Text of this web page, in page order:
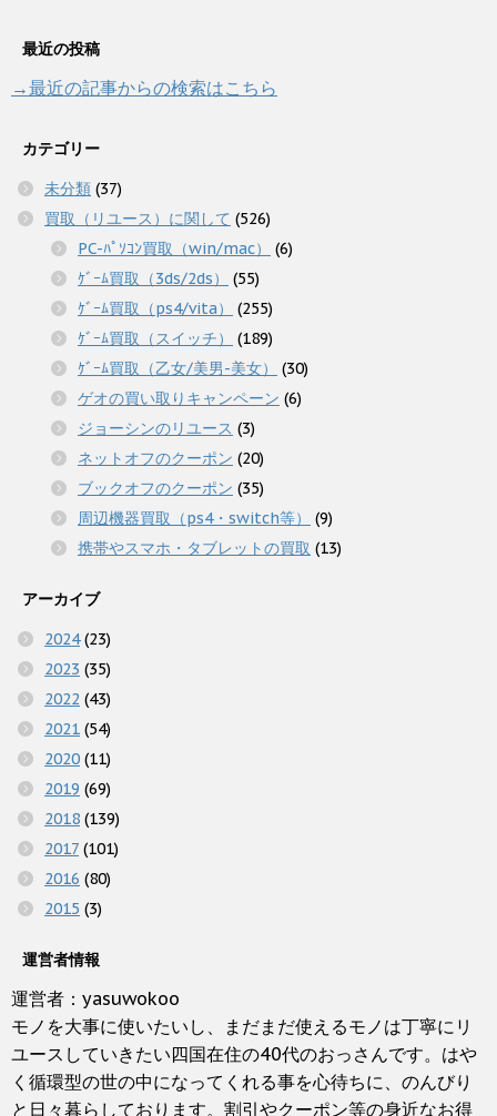
最近の投稿
→最近の記事からの検索はこちら
カテゴリー
未分類 (37)
買取（リユース）に関して (526)
PC-ﾊﾟｿｺﾝ買取（win/mac）
(6)
ｹﾞｰﾑ買取（3ds/2ds）
(55)
ｹﾞｰﾑ買取（ps4/vita）
(255)
ｹﾞｰﾑ買取（スイッチ）
(189)
ｹﾞｰﾑ買取（乙女/美男-美女）
(30)
ゲオの買い取りキャンペーン (6)
ジョーシンのリユース (3)
ネットオフのクーポン (20)
ブックオフのクーポン (35)
周辺機器買取（ps4・switch等）
(9)
携帯やスマホ・タブレットの買取 (13)
アーカイブ
2024(23)
2023 (35)
2022 (43)
2021 (54)
2020 (11)
2019 (69)
2018 (139)
2017 (101)
2016 (80)
2015 (3)
運営者情報
運営者：yasuwokoo
モノを大事に使いたいし、まだまだ使えるモノは丁寧にリ
ユースしていきたい四国在住の40代のおっさんです。はや
く循環型の世の中になってくれる事を心待ちに、のんびり
と日々暮らしております。割引やクーポン等の身近なお得